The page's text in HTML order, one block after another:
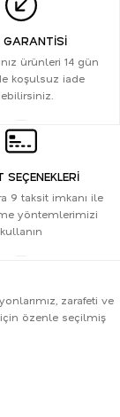
GARANTİSİ
ürünleri 14 gün
koşulsuz iade
SEÇENEKLERİ
9 taksit imkanı ile
yöntemlerimizi
kullanın
zarafeti ve
için özenle seçilmiş